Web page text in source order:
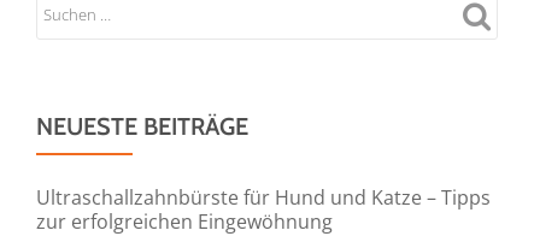
NEUESTE BEITRÄGE
Ultraschallzahnbürste für Hund und Katze – Tipps
zur erfolgreichen Eingewöhnung